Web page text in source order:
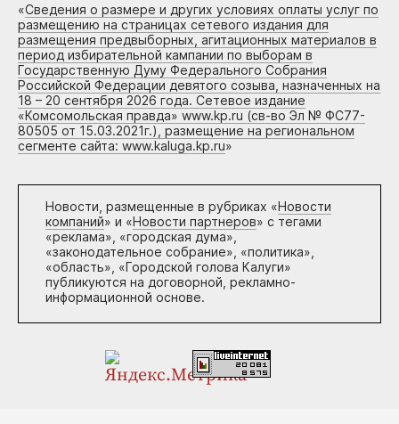
«Сведения о размере и других условиях оплаты услуг по
размещению на страницах сетевого издания для
размещения предвыборных, агитационных материалов в
период избирательной кампании по выборам в
Государственную Думу Федерального Собрания
Российской Федерации девятого созыва, назначенных на
18 – 20 сентября 2026 года. Сетевое издание
«Комсомольская правда» www.kp.ru (св-во Эл № ФС77-
80505 от 15.03.2021г.), размещение на региональном
сегменте сайта: www.kaluga.kp.ru»
Новости, размещенные в рубриках «Новости
компаний» и «Новости партнеров» с тегами
«реклама», «городская дума»,
«законодательное собрание», «политика»,
«область», «Городской голова Калуги»
публикуются на договорной, рекламно-
информационной основе.